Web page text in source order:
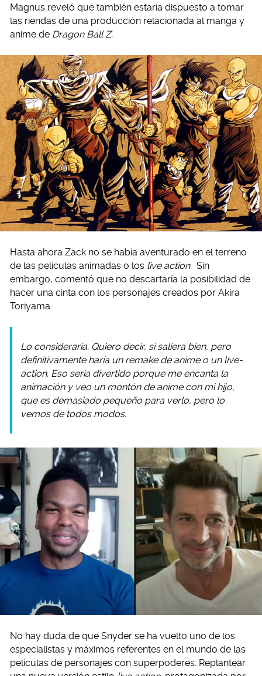
Magnus reveló que también estaría dispuesto a tomar
las riendas de una producción relacionada al manga y
anime de Dragon Ball Z.
Hasta ahora Zack no se había aventurado en el terreno
de las películas animadas o los live action. Sin
embargo, comentó que no descartaría la posibilidad de
hacer una cinta con los personajes creados por Akira
Toriyama.
Lo consideraría. Quiero decir, si saliera bien, pero
definitivamente haría un remake de anime o un live-
action. Eso sería divertido porque me encanta la
animación y veo un montón de anime con mi hijo,
que es demasiado pequeño para verlo, pero lo
vemos de todos modos.
No hay duda de que Snyder se ha vuelto uno de los
especialistas y máximos referentes en el mundo de las
películas de personajes con superpoderes. Replantear